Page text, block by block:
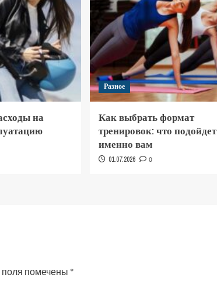
на
Разное
Как выбрать формат
тренировок: что подойдет
именно вам
01.07.2026 0
помечены *